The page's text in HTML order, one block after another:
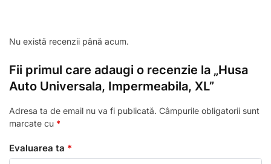
Nu există recenzii până acum.
Fii primul care adaugi o recenzie la „Husa
Auto Universala, Impermeabila, XL”
Adresa ta de email nu va fi publicată. Câmpurile obligatorii sunt
marcate cu *
Evaluarea ta *